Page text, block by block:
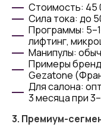
Стоимость: 45
Сила тока: до
Программы:
лифтинг,
Манипулы:
Примеры
Gezatone
Для салона:
3 месяца при
3. Премиум-